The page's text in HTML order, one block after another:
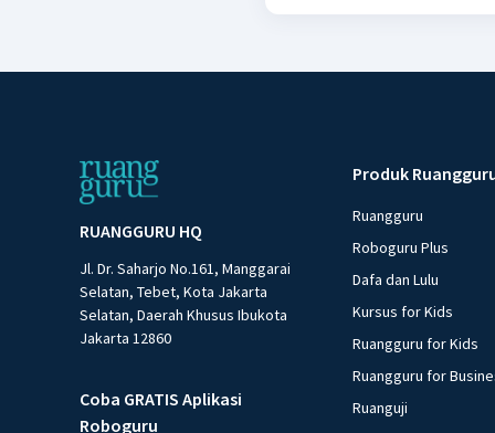
RUANGGURU HQ
Jl. Dr. Saharjo No.161, Manggarai
Selatan, Tebet, Kota Jakarta
Selatan, Daerah Khusus Ibukota
Jakarta 12860
Coba GRATIS Aplikasi
Roboguru
Produk
Ruangguru
Roboguru Plus
Dafa dan Lulu
Kursus for Kids
Ruangguru for Kids
Ruangguru for
Ruanguji